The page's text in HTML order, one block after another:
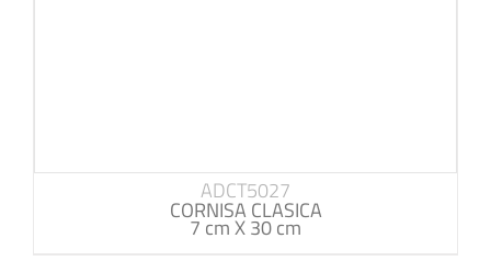
ADCT5027
CORNISA CLASICA
7 cm X 30 cm